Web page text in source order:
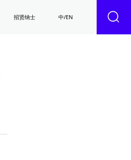
招贤纳士 中/EN